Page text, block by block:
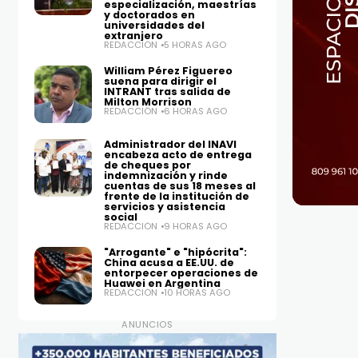
especialización, maestrías
y doctorados en
universidades del
extranjero
REDACCIÓN 5 HORAS AGO
William Pérez Figuereo
suena para dirigir el
INTRANT tras salida de
Milton Morrison
REDACCIÓN 6 HORAS AGO
Administrador del INAVI
encabeza acto de entrega
de cheques por
indemnización y rinde
cuentas de sus 18 meses al
frente de la institución de
servicios y asistencia
social
REDACCIÓN 9 HORAS AGO
"Arrogante" e "hipócrita":
China acusa a EE.UU. de
entorpecer operaciones de
Huawei en Argentina
REDACCIÓN 10 HORAS AGO
ANUNCIOS